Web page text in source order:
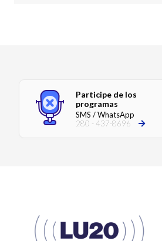
Participe de los
programas
SMS / WhatsApp
280 - 437-8696